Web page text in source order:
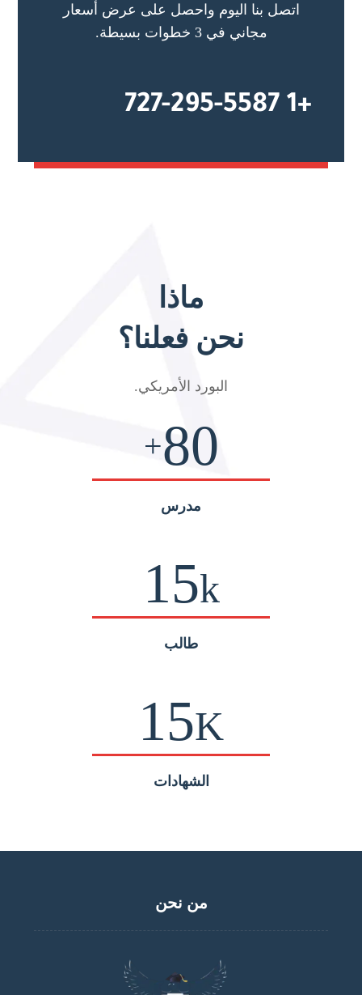
اتصل بنا اليوم واحصل على عرض أسعار
مجاني في 3 خطوات بسيطة.
+1 727-295-5587
ماذا
نحن فعلنا؟
البورد الأمريكي.
80
+
مدرس
15k
طالب
15K
الشهادات
من نحن